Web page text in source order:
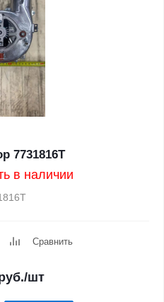
7731816T
в наличии
Сравнить
/шт